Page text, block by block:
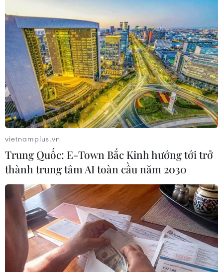
Tổng thống Mỹ Donald Trump họp báo sau Hội nghị thượng
đỉnh Mỹ-Triều lần hai ở Hà Nội ngày 28/2/2019. (Nguồn:
AFP/TTXVN)
Tổng thống Mỹ Donald Trump (trái) và Ngoại trưởng Mike
Pompeo tại cuộc họp báo sau Hội nghị thượng đỉnh Mỹ-Triều lần
hai ở Hà Nội ngày 28/2/2019. (Nguồn: AFP/TTXVN)
vietnamplus.vn
Trung Quốc: E-Town Bắc Kinh hướng tới trở
thành trung tâm AI toàn cầu năm 2030